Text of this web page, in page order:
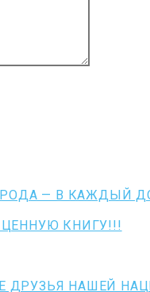
— В КАЖДЫЙ
КНИГУ!!!
НАШЕЙ